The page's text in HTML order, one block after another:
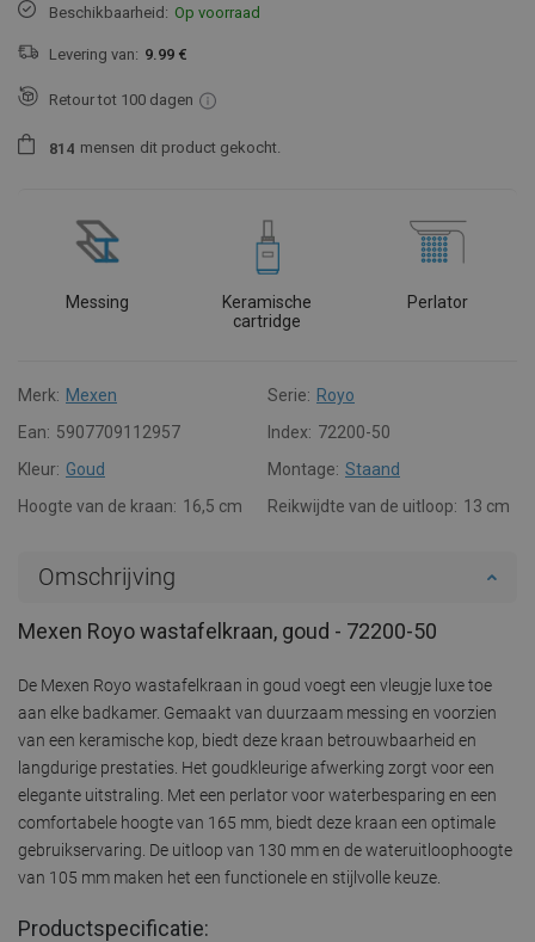
Beschikbaarheid: Op voorraad
Levering van: 9.99 €
Retour tot 100 dagen
81 4 mensen dit product gekocht.
Messing
Keramische
cartridge
Perlator
Merk: Mexen Serie: Royo
Ean: 5907709112957 Index: 72200-50
Kleur: Goud Montage: Staand
Hoogte van de kraan: 16,5 cm Reikwijdte van de uitloop: 13 cm
Omschrijving
Mexen Royo wastafelkraan, goud - 72200-50
De Mexen Royo wastafelkraan in goud voegt een vleugje luxe toe
aan elke badkamer. Gemaakt van duurzaam messing en voorzien
van een keramische kop, biedt deze kraan betrouwbaarheid en
langdurige prestaties. Het goudkleurige afwerking zorgt voor een
elegante uitstraling. Met een perlator voor waterbesparing en een
comfortabele hoogte van 165 mm, biedt deze kraan een optimale
gebruikservaring. De uitloop van 130 mm en de wateruitloophoogte
van 105 mm maken het een functionele en stijlvolle keuze.
Productspecificatie: